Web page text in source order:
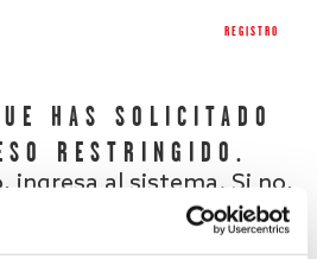
REGISTRO
HAS SOLICITADO
RESTRINGIDO.
ingresa al sistema. Si no,